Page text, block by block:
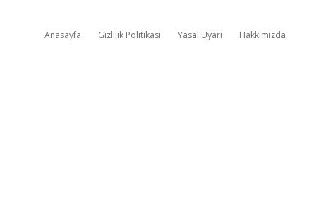
Anasayfa Gizlilik Politikası Yasal Uyarı Hakkımızda